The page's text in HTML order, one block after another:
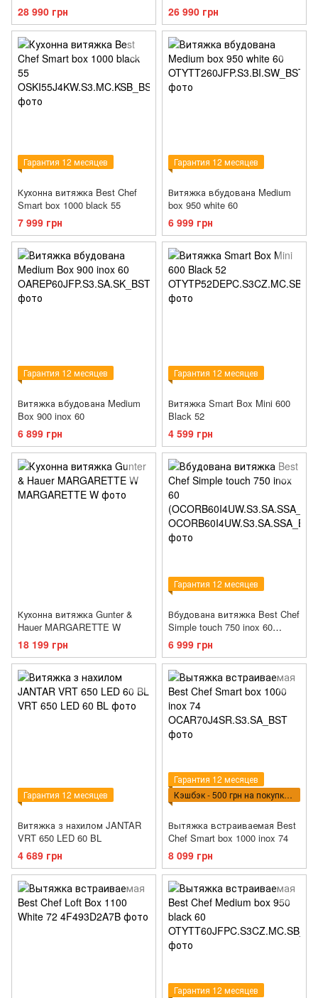
28 990 грн 26 990 грн
Гарантия 12 месяцев
Кухонна витяжка Best Chef
Smart box 1000 black 55
7 999 грн
Гарантия 12 месяцев
Витяжка вбудована Medium
box 950 white 60
6 999 грн
Гарантия 12 месяцев
Витяжка вбудована Medium
Box 900 inox 60
6 899 грн
Гарантия 12 месяцев
Витяжка Smart Box Mini 600
Black 52
4 599 грн
Кухонна витяжка Gunter &
Hauer MARGARETTE W
18 199 грн
Гарантия 12 месяцев
Вбудована витяжка Best Chef
Simple touch 750 inox 60
(OCORB60I4UW.S3.SA.SSA_B
ST)
6 999 грн
Гарантия 12 месяцев
Витяжка з нахилом JANTAR
VRT 650 LED 60 BL
4 689 грн
Гарантия 12 месяцев
Кэшбэк - 500 грн на покупку КБТ
Вытяжка встраиваемая Best
Chef Smart box 1000 inox 74
8 099 грн
Гарантия 12 месяцев